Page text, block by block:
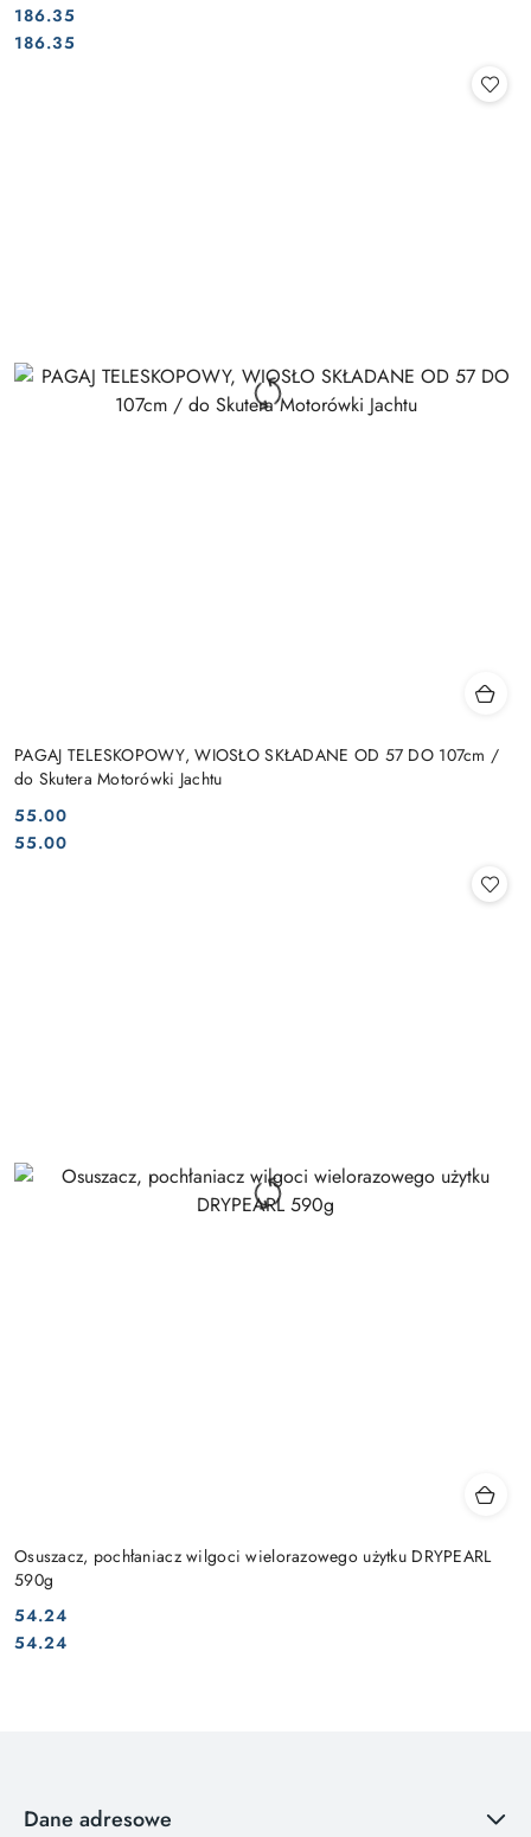
Cena:
186.35
Cena:
186.35
PAGAJ TELESKOPOWY, WIOSŁO SKŁADANE OD 57 DO 107cm /
do Skutera Motorówki Jachtu
Cena:
55.00
Cena:
55.00
Osuszacz, pochłaniacz wilgoci wielorazowego użytku DRYPEARL
590g
Cena:
54.24
Cena:
54.24
Dane adresowe